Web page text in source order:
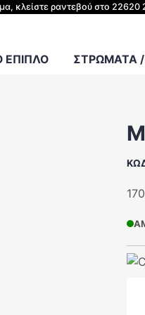
κλείστε ραντεβού στο 22620
ΕΠΙΠΛΟ ΣΤΡΩΜΑΤΑ